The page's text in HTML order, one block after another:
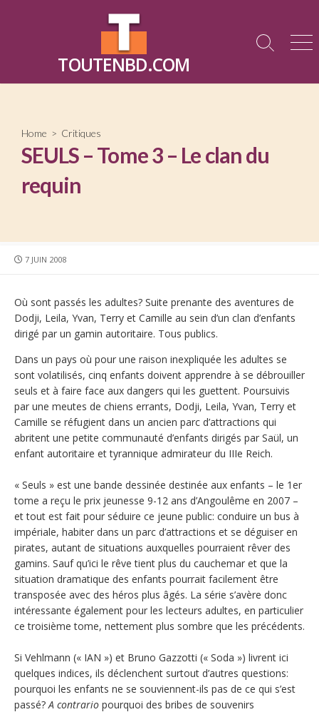
TOUTENBD.COM
Search
Home > Critiques
SEULS – Tome 3 – Le clan du
requin
PUBLISHED
7 JUIN 2008
Où sont passés les adultes? Suite prenante des aventures de
Dodji, Leila, Yvan, Terry et Camille au sein d’un clan d’enfants
dirigé par un gamin autoritaire. Tous publics.
Dans un pays où pour une raison inexpliquée les adultes se
sont volatilisés, cinq enfants doivent apprendre à se débrouiller
seuls et à faire face aux dangers qui les guettent. Poursuivis
par une meutes de chiens errants, Dodji, Leila, Yvan, Terry et
Camille se réfugient dans un ancien parc d’attractions qui
abritent une petite communauté d’enfants dirigés par Saül, un
enfant autoritaire et tyrannique admirateur du IIIe Reich.
« Seuls » est une bande dessinée destinée aux enfants – le 1er
tome a reçu le prix jeunesse 9-12 ans d’Angoulême en 2007 –
et tout est fait pour séduire ce jeune public: conduire un bus à
impériale, habiter dans un parc d’attractions et se déguiser en
pirates, autant de situations auxquelles pourraient rêver des
gamins. Sauf qu’ici le rêve tient plus du cauchemar et que la
situation dramatique des enfants pourrait facilement être
transposée avec des héros plus âgés. La série s’avère donc
intéressante également pour les lecteurs adultes, en particulier
ce troisième tome, nettement plus sombre que les précédents.
Si Vehlmann (« IAN ») et Bruno Gazzotti (« Soda ») livrent ici
quelques indices, ils déclenchent surtout d’autres questions:
pourquoi les enfants ne se souviennent-ils pas de ce qui s’est
passé? A contrario pourquoi des bribes de souvenirs